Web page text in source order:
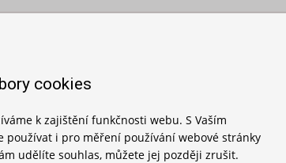
žlutá, červená,
cookies
k zajištění funkčnosti webu. S Vaším
používat i pro měření používání webové stránky
udělíte souhlas, můžete jej později zrušit.